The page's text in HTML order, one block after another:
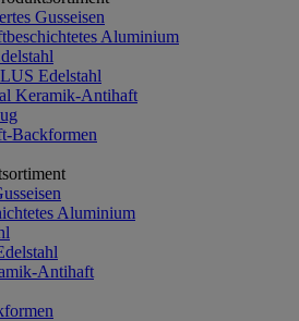
Gusseisen
Aluminium
Edelstahl
Keramik-Antihaft
Backformen
Aluminium
Antihaft